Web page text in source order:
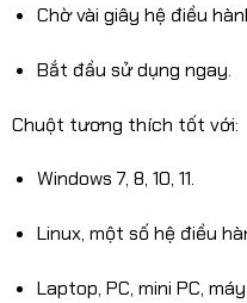
Chờ vài giây hệ điều
Bắt đầu sử dụng ngay.
Chuột tương thích tốt với:
Windows 7, 8, 10, 11.
Linux, một số hệ điều
Laptop, PC, mini PC,